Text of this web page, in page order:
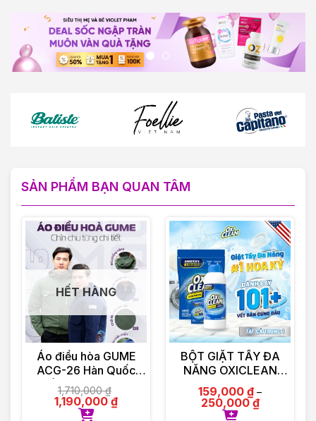
SẢN PHẨM BẠN QUAN TÂM
HẾT HÀNG
Áo điều hòa GUME
ACG-26 Hàn Quốc
Chống Tia UV – Bảo
Hành Chính Hãng 12
tháng
1,710,000₫
1,190,000 ₫
BỘT GIẶT TẨY ĐA
NĂNG OXICLEAN
MULTI – PURPOSE
STAIN REMOVER
159,000 ₫ –
250,000₫